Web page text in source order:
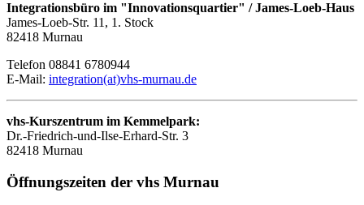
Integrationsbüro im "Innovationsquartier" / James-Loeb-Haus
James-Loeb-Str. 11, 1. Stock
82418 Murnau
Telefon 08841 6780944
E-Mail: integration(at)vhs-murnau.de
vhs-Kurszentrum im Kemmelpark:
Dr.-Friedrich-und-Ilse-Erhard-Str. 3
82418 Murnau
Öffnungszeiten der vhs Murnau